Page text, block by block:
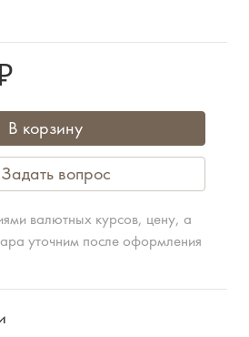
В корзину
Задать вопрос
валютных курсов, цену, а
уточним после оформления